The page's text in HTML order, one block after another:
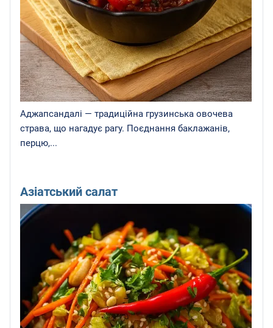
Аджапсандалі — традиційна грузинська овочева
страва, що нагадує рагу. Поєднання баклажанів,
перцю,...
Азіатський салат